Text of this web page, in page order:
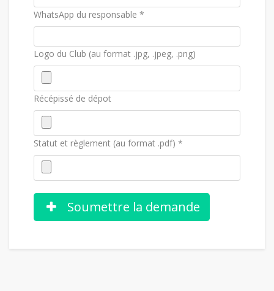
WhatsApp du responsable *
Logo du Club (au format .jpg, .jpeg, .png)
Récépissé de dépot
Statut et règlement (au format .pdf) *
Soumettre la demande